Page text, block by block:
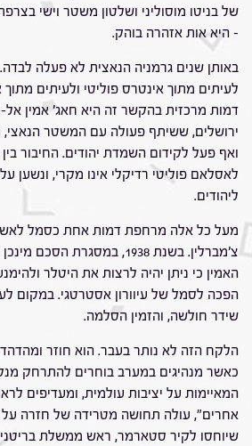
של בניטו מוסוליני ושלטון משטר וישי
– היא אות אזהרה בוהק.
באותן שנים גרמניה הנאצית לא פעלה
לעיתים מתוך אינטרס פוליטי ולעיתים
דמות מרכזית בהקשר זה היא חאג' אמין אל-
ירושלים, ששיתף פעולה עם המשטר הנאצי,
ואף פעל לקידום השמדת יהודים. החיבור בין
לאסלאם פוליטי רדיקלי אינו מקרי, ונשען
ליהודים.
מעל כל אלה מרחפת דמות אחת כסמל
צ'מברלין. בשנת 1938, במסגרת
האמין כי ניתן יהיה לרצות את היטלר
הפכה לסמל של עיוורון אסטרטגי. במקום
שידר חולשה, והזמין הסלמה.
הלקח הזה לא נותר בעבר. הוא חוזר
כאשר מנהיגים במערב בוחרים להתרחק
המאיימות על יציבות עולמית, ומעדיפים
אחרים", עולה תחושה מטרידה של חזרה על
שיוחסו לקיר סטארמר, ראש ממשלת